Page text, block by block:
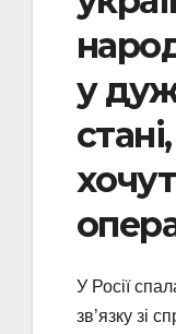
у
У Росії
зв’язку зі